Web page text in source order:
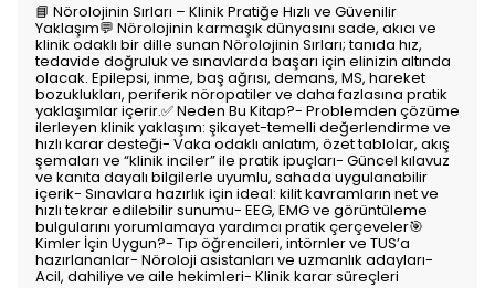
📘 Nörolojinin Sırları – Klinik Pratiğe Hızlı ve Güvenilir
Yaklaşım💬 Nörolojinin karmaşık dünyasını sade, akıcı ve
klinik odaklı bir dille sunan Nörolojinin Sırları; tanıda hız,
tedavide doğruluk ve sınavlarda başarı için elinizin altında
olacak. Epilepsi, inme, baş ağrısı, demans, MS, hareket
bozuklukları, periferik nöropatiler ve daha fazlasına pratik
yaklaşımlar içerir.✅ Neden Bu Kitap?- Problemden çözüme
ilerleyen klinik yaklaşım: şikayet-temelli değerlendirme ve
hızlı karar desteği- Vaka odaklı anlatım, özet tablolar, akış
şemaları ve “klinik inciler” ile pratik ipuçları- Güncel kılavuz
ve kanıta dayalı bilgilerle uyumlu, sahada uygulanabilir
içerik- Sınavlara hazırlık için ideal: kilit kavramların net ve
hızlı tekrar edilebilir sunumu- EEG, EMG ve görüntüleme
bulgularını yorumlamaya yardımcı pratik çerçeveler🎯
Kimler İçin Uygun?- Tıp öğrencileri, intörnler ve TUS’a
hazırlananlar- Nöroloji asistanları ve uzmanlık adayları-
Acil, dahiliye ve aile hekimleri- Klinik karar süreçleri